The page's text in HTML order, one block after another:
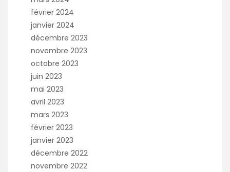
février 2024
janvier 2024
décembre 2023
novembre 2023
octobre 2023
juin 2023
mai 2023
avril 2023
mars 2023
février 2023
janvier 2023
décembre 2022
novembre 2022